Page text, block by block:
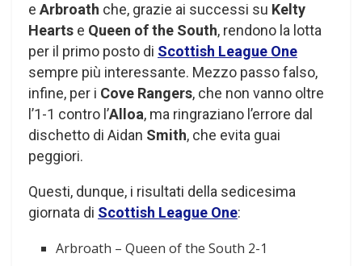
e Arbroath che, grazie ai successi su Kelty
Hearts e Queen of the South, rendono la lotta
per il primo posto di Scottish League One
sempre più interessante. Mezzo passo falso,
infine, per i Cove Rangers, che non vanno oltre
l’1-1 contro l’Alloa, ma ringraziano l’errore dal
dischetto di Aidan Smith, che evita guai
peggiori.
Questi, dunque, i risultati della sedicesima
giornata di Scottish League One:
Arbroath – Queen of the South 2-1